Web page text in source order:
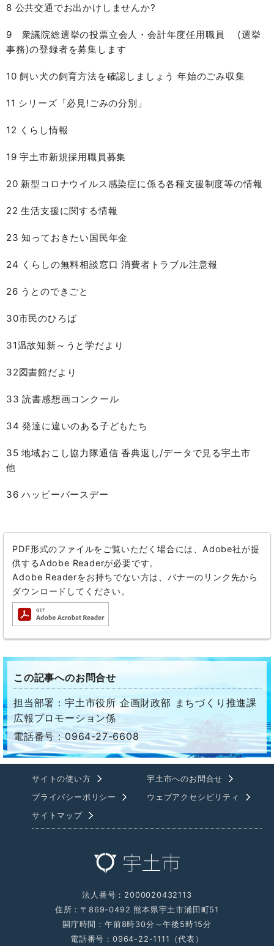
8 公共交通でお出かけしませんか?
9 衆議院総選挙の投票立会人・会計年度任用職員 (選挙
事務)の登録者を募集します
10 飼い犬の飼育方法を確認しましょう 年始のごみ収集
11 シリーズ「必見!ごみの分別」
12 くらし情報
19 宇土市新規採用職員募集
20 新型コロナウイルス感染症に係る各種支援制度等の情報
22 生活支援に関する情報
23 知っておきたい国民年金
24 くらしの無料相談窓口 消費者トラブル注意報
26 うとのできごと
30市民のひろば
31温故知新～うと学だより
32図書館だより
33 読書感想画コンクール
34 発達に違いのある子どもたち
35 地域おこし協力隊通信 香典返し/データで見る宇土市
他
36 ハッピーバースデー
PDF形式のファイルをご覧いただく場合には、Adobe社が提
供するAdobe Readerが必要です。
Adobe Readerをお持ちでない方は、バナーのリンク先から
ダウンロードしてください。
この記事へのお問合せ
担当部署：宇土市役所 企画財政部 まちづくり推進課
広報プロモーション係
電話番号：0964-27-6608
サイトの使い方
宇土市へのお問合せ
プライバシーポリシー
ウェブアクセシビリティ
サイトマップ
法人番号：2000020432113
住所：〒869-0492 熊本県宇土市浦田町51
開庁時間：午前8時30分～午後5時15分
電話番号：0964-22-1111（代表）